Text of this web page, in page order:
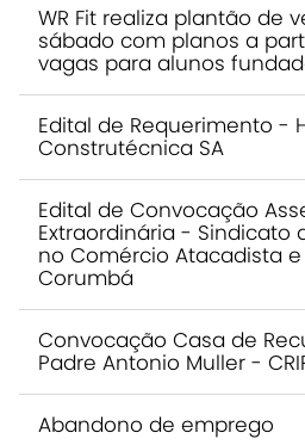
WR Fit realiza plantão de
sábado com planos a
vagas para alunos
Edital de Requerimento -
Construtécnica SA
Edital de Convocação
Extraordinária - Sindicato
no Comércio Atacadista
Corumbá
Convocação Casa de
Padre Antonio Muller -
Abandono de emprego